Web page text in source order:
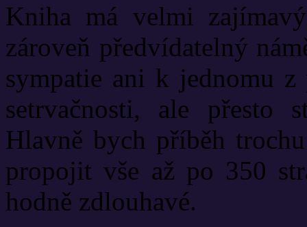
Kniha má velmi
zároveň předvídatelný
sympatie ani k jednomu z
setrvačnosti, ale přesto
Hlavně bych příběh
propojit vše až po 350
hodně zdlouhavé.